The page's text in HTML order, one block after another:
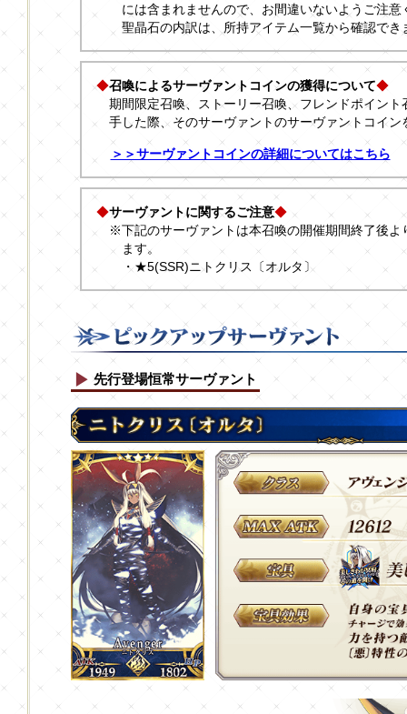
には含まれませんので、お間違いないようご注
聖晶石の内訳は、所持アイテム一覧から確認でき
◆召喚によるサーヴァントコインの獲得について◆
期間限定召喚、ストーリー召喚、フレンドポイン
手した際、そのサーヴァントのサーヴァントコイン
＞＞サーヴァントコインの詳細についてはこちら
◆サーヴァントに関するご注意◆
※下記のサーヴァントは本召喚の開催期間終了後よ
ます。
・★5(SSR)ニトクリス〔オルタ〕
先行登場恒常サーヴァント